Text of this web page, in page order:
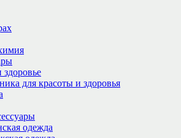
здоровье
для красоты и здоровья
одежда